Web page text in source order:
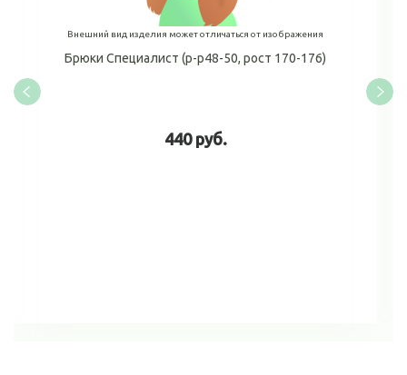
Внешний вид изделия может отличаться от изображения
Брюки Специалист (р-р48-50, рост 170-176)
440 руб.